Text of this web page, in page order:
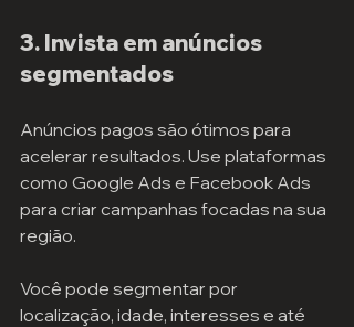
3. Invista em anúncios
segmentados
Anúncios pagos são ótimos para
acelerar resultados. Use plataformas
como Google Ads e Facebook Ads
para criar campanhas focadas na sua
região.
Você pode segmentar por
localização, idade, interesses e até